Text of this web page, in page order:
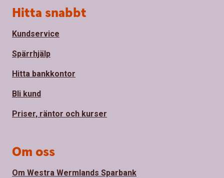
Sidfot
Hitta snabbt
Kundservice
Spärrhjälp
Hitta bankkontor
Bli kund
Priser, räntor och kurser
Om oss
Om Westra Wermlands Sparbank